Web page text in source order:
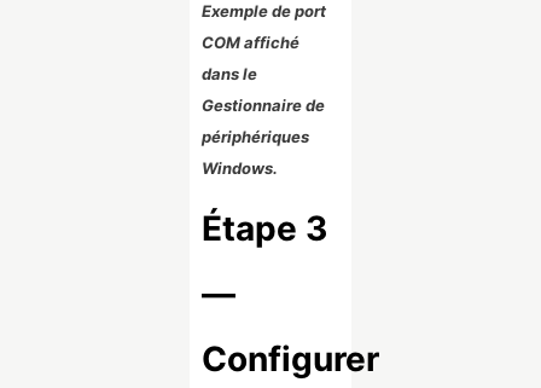
Exemple de port
COM affiché
dans le
Gestionnaire de
périphériques
Windows.
Étape 3
—
Configurer